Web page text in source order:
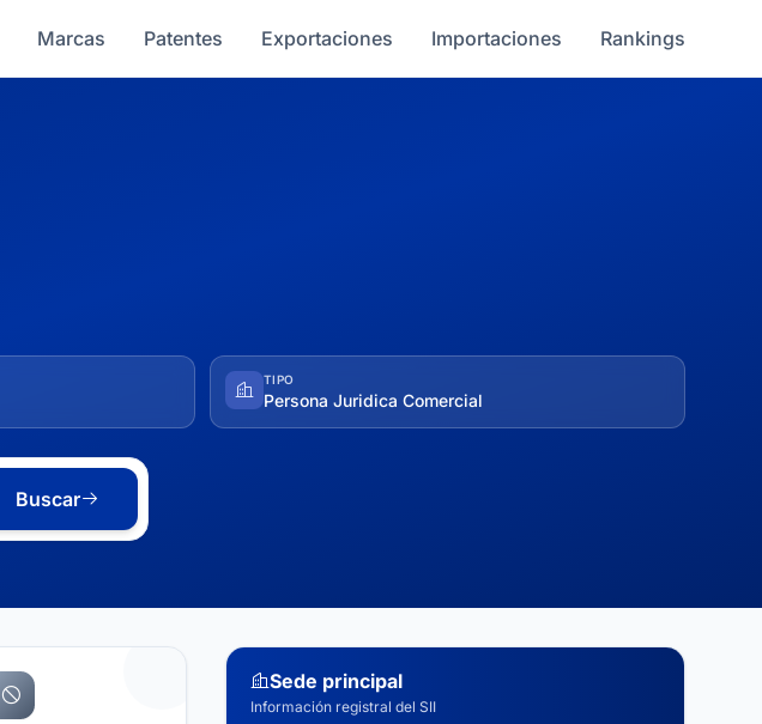
Marcas Patentes Exportaciones Importaciones Rankings
TIPO
Persona Juridica Comercial
Buscar
Sede principal
Información registral del SII